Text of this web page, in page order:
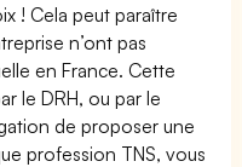
! Cela peut paraître
n’ont pas
en France. Cette
le DRH, ou par le
de proposer une
profession TNS, vous